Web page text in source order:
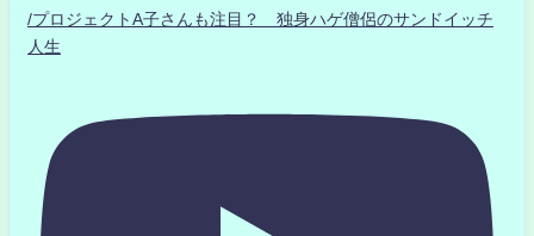
/プロジェクトA子さんも注目？ 独身ハゲ僧侶のサンドイッチ
人生